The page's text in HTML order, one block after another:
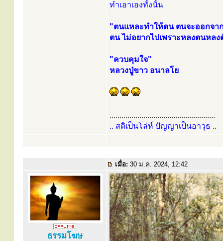
ทำเอาเองทั้งนั้น
"ตนแหละทำให้ตน ตนจะออกจ
ตน ไม่อยากไปเพราะหลงตนหลง
"ควบคุมใจ"
หลวงปู่ขาว อนาลโย
.....................................................
.. สติเป็นโล่ห์ ปัญญาเป็นอาวุธ ..
เมื่อ: 30 ม.ค. 2024, 12:42
ธรรมโฆษ